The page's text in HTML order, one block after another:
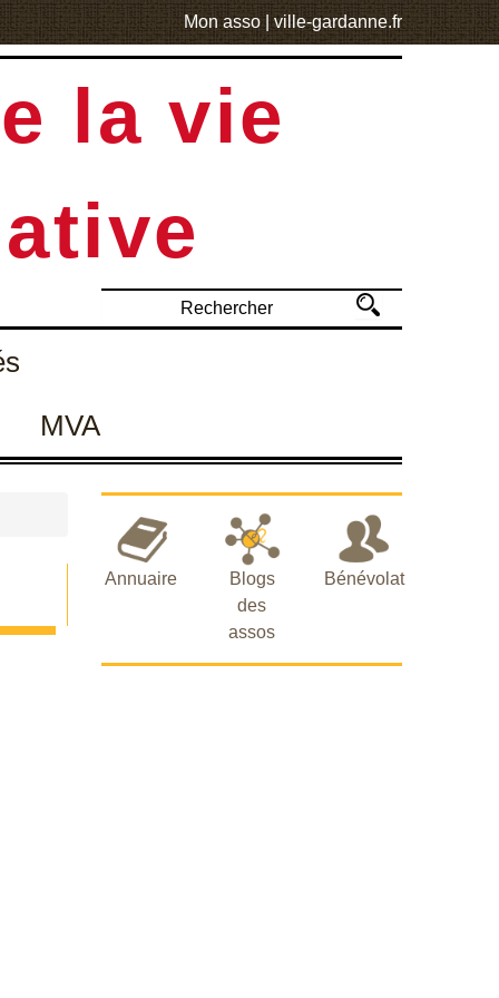
Mon asso| ville-gardanne.fr
la vie
MVA
Annuaire
Blogs
des
assos
Bénévolat